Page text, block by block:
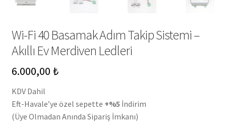
Wi-Fi 40 Basamak Adım Takip Sistemi –
Akıllı Ev Merdiven Ledleri
6.000,00 ₺
KDV Dahil
Eft-Havale’ye özel sepette +%5 İndirim
(Üye Olmadan Anında Sipariş İmkanı)